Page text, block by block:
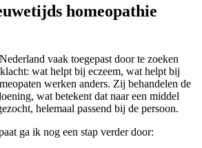
homeopathie
vaak toegepast door te zoeken
wat helpt bij eczeem, wat helpt bij
werken anders. Zij behandelen de
wat betekent dat naar een middel
helemaal passend bij de persoon.
ga ik nog een stap verder door: